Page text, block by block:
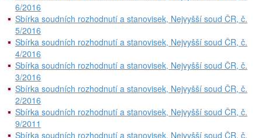
6/2016
Sbírka soudních rozhodnutí a stanovisek, Nejvyšší soud ČR, č.
5/2016
Sbírka soudních rozhodnutí a stanovisek, Nejvyšší soud ČR, č.
4/2016
Sbírka soudních rozhodnutí a stanovisek, Nejvyšší soud ČR, č.
3/2016
Sbírka soudních rozhodnutí a stanovisek, Nejvyšší soud ČR, č.
2/2016
Sbírka soudních rozhodnutí a stanovisek, Nejvyšší soud ČR, č.
9/2011
Sbírka soudních rozhodnutí a stanovisek, Nejvyšší soud ČR, č.